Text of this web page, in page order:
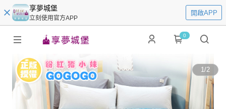
享夢城堡
立刻使用官方APP
開啟APP
0
1/2